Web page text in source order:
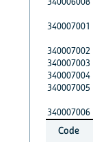
340007001
340007002
340007003
340007004
340007005
340007006
Code